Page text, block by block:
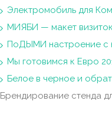
Электромобиль для
МИЯБИ — макет визиток
ПоДЫМИ настроение с
Мы готовимся к Евро
Белое в черное и
Брендирование стенда